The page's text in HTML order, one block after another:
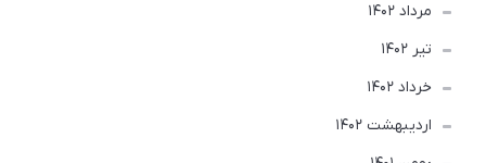
مرداد 1402
تير 1402
خرداد 1402
ارديبهشت 1402